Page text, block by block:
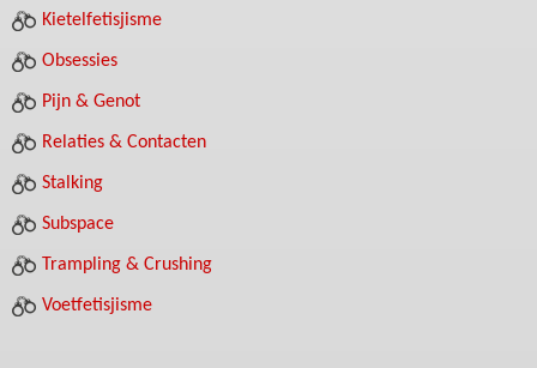
Kietelfetisjisme
Obsessies
Pijn & Genot
Relaties & Contacten
Stalking
Subspace
Trampling & Crushing
Voetfetisjisme